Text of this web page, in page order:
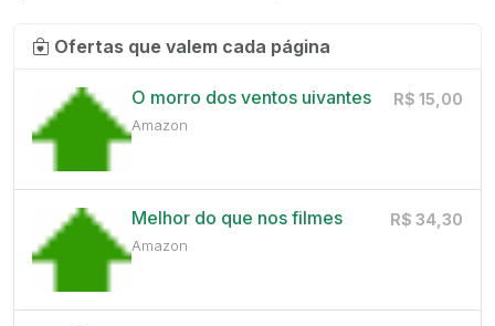
Ofertas que valem cada página
O morro dos ventos uivantes
Amazon
R$ 15,00
Melhor do que nos filmes
Amazon
R$ 34,30